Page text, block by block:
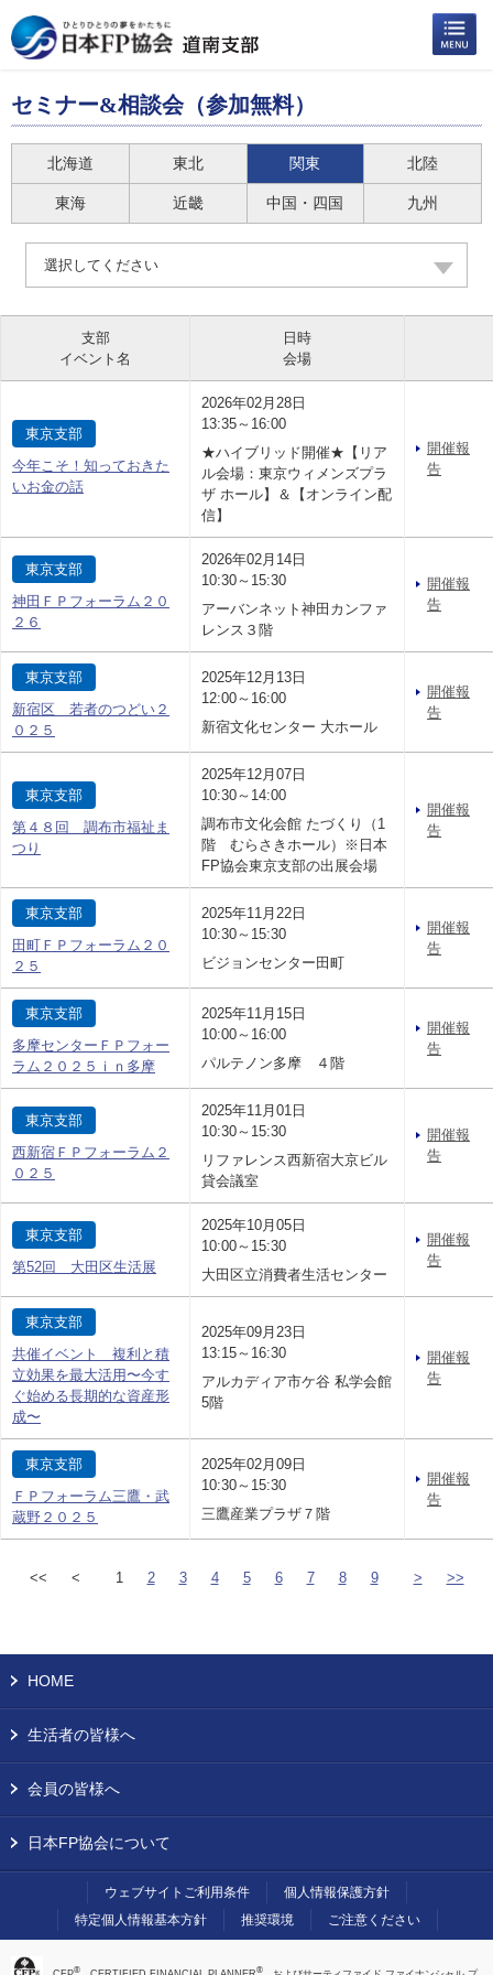
セミナー&相談会（参加無料）
北海道 東北 関東 北陸
東海 近畿 中国・四国 九州
選択してください
支部
イベント名
日時
会場
東京支部
今年こそ！知っておきた
いお金の話
2026年02月28日
13:35～16:00
★ハイブリッド開催★【リア
ル会場：東京ウィメンズプラ
ザ ホール】＆【オンライン配
信】
開催報
告
東京支部
神田ＦＰフォーラム２０
２６
2026年02月14日
10:30～15:30
アーバンネット神田カンファ
レンス３階
開催報
告
東京支部
新宿区 若者のつどい２
０２５
2025年12月13日
12:00～16:00
新宿文化センター 大ホール
開催報
告
東京支部
第４８回 調布市福祉ま
つり
2025年12月07日
10:30～14:00
調布市文化会館 たづくり（1
階 むらさきホール）※日本
FP協会東京支部の出展会場
開催報
告
東京支部
田町ＦＰフォーラム２０
２５
2025年11月22日
10:30～15:30
ビジョンセンター田町
開催報
告
東京支部
多摩センターＦＰフォー
ラム２０２５ｉｎ多摩
2025年11月15日
10:00～16:00
パルテノン多摩 ４階
開催報
告
東京支部
西新宿ＦＰフォーラム２
０２５
2025年11月01日
10:30～15:30
リファレンス西新宿大京ビル
貸会議室
開催報
告
東京支部
第52回 大田区生活展
2025年10月05日
10:00～15:30
大田区立消費者生活センター
開催報
告
東京支部
共催イベント 複利と積
立効果を最大活用〜今す
ぐ始める長期的な資産形
成〜
2025年09月23日
13:15～16:30
アルカディア市ケ谷 私学会館
5階
開催報
告
東京支部
ＦＰフォーラム三鷹・武
蔵野２０２５
2025年02月09日
10:30～15:30
三鷹産業プラザ７階
開催報
告
<< < 1 2 3 4 5 6 7 8 9 > >>
HOME
生活者の皆様へ
会員の皆様へ
日本FP協会について
ウェブサイトご利用条件
個人情報保護方針
特定個人情報基本方針
推奨環境 ご注意ください
® ®